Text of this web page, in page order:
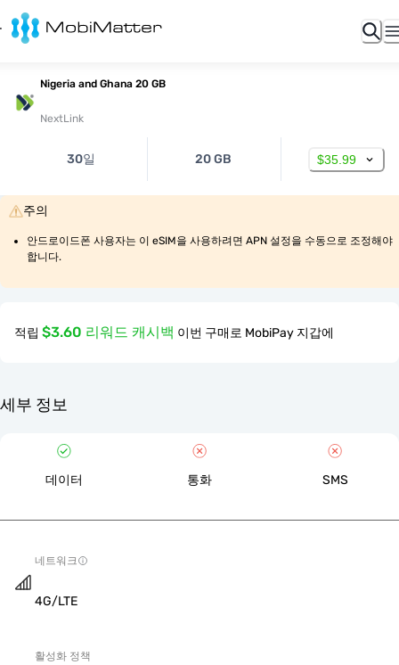
Nigeria and Ghana 20 GB
NextLink
30일 20 GB $35.99
주의
안드로이드폰 사용자는 이 eSIM을 사용하려면 APN 설정을 수동으로 조정해야
합니다.
적립 $3.60 리워드 캐시백 이번 구매로 MobiPay 지갑에
세부 정보
데이터 통화 SMS
네트워크
4G/LTE
활성화 정책